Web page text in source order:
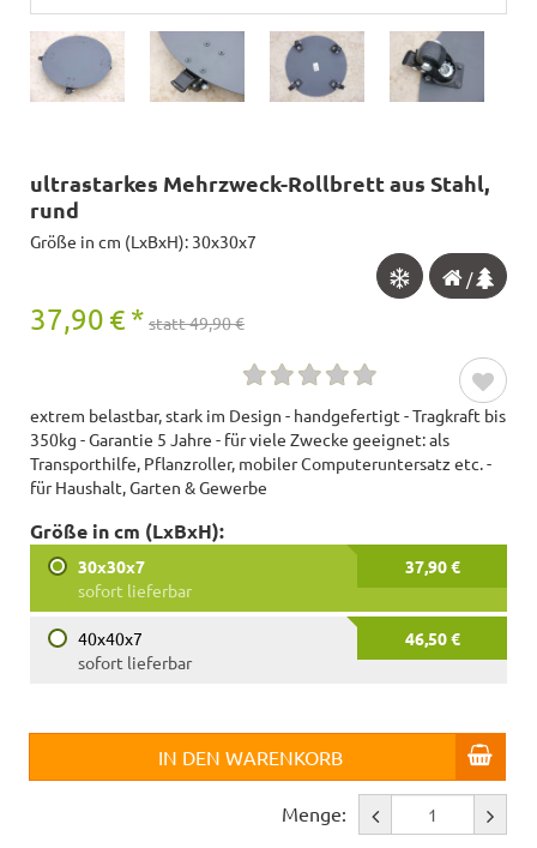
ultrastarkes Mehrzweck-Rollbrett aus Stahl,
rund
Größe in cm (LxBxH): 30x30x7
/
37,90 € * statt 49,90 €
extrem belastbar, stark im Design - handgefertigt - Tragkraft bis
350kg - Garantie 5 Jahre - für viele Zwecke geeignet: als
Transporthilfe, Pflanzroller, mobiler Computeruntersatz etc. -
für Haushalt, Garten & Gewerbe
Größe in cm (LxBxH):
30x30x7
37,90 €
sofort lieferbar
40x40x7
46,50 €
sofort lieferbar
IN DEN WARENKORB
Menge: